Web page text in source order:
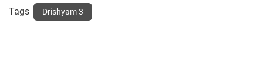
Tags Drishyam 3